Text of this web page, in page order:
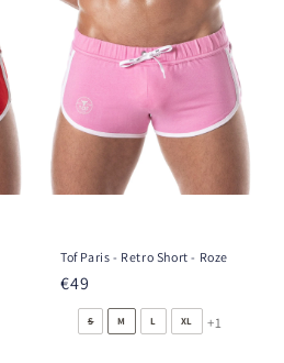
Tof Paris - Retro Short - Roze
Prix
habituel
€49
S M L XL +1